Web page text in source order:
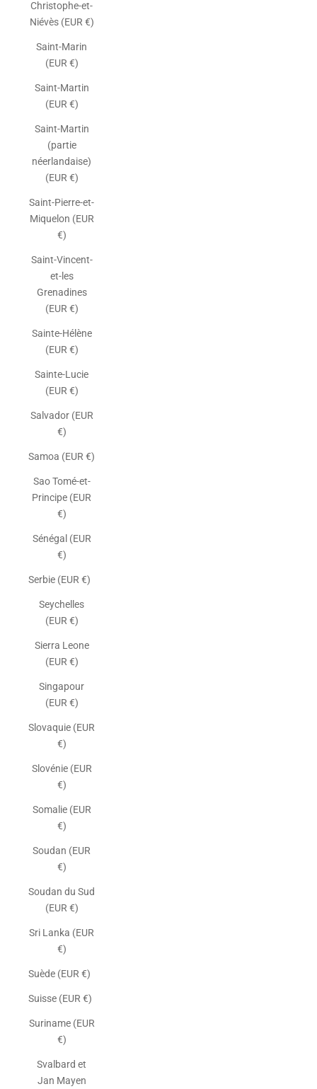
Christophe-et-
Niévès (EUR €)
Saint-Marin
(EUR €)
Saint-Martin
(EUR €)
Saint-Martin
(partie
néerlandaise)
(EUR €)
Saint-Pierre-et-
Miquelon (EUR
€)
Saint-Vincent-
et-les
Grenadines
(EUR €)
Sainte-Hélène
(EUR €)
Sainte-Lucie
(EUR €)
Salvador (EUR
€)
Samoa (EUR €)
Sao Tomé-et-
Principe (EUR
€)
Sénégal (EUR
€)
Serbie (EUR €)
Seychelles
(EUR €)
Sierra Leone
(EUR €)
Singapour
(EUR €)
Slovaquie (EUR
€)
Slovénie (EUR
€)
Somalie (EUR
€)
Soudan (EUR
€)
Soudan du Sud
(EUR €)
Sri Lanka (EUR
€)
Suède (EUR €)
Suisse (EUR €)
Suriname (EUR
€)
Svalbard et
Jan Mayen